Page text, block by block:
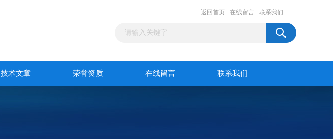
返回首页 在线留言 联系我们
技术文章 荣誉资质 在线留言 联系我们